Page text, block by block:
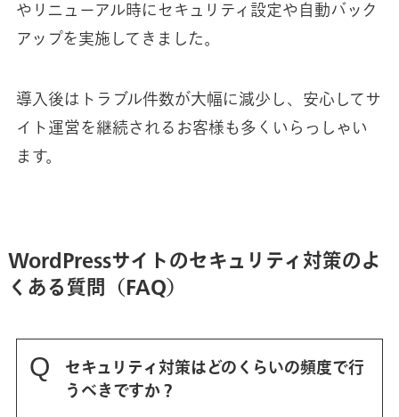
やリニューアル時にセキュリティ設定や自動バック
アップを実施してきました。
導入後はトラブル件数が大幅に減少し、安心してサ
イト運営を継続されるお客様も多くいらっしゃい
ます。
WordPressサイトのセキュリティ対策のよ
くある質問（FAQ）
セキュリティ対策はどのくらいの頻度で行
うべきですか？